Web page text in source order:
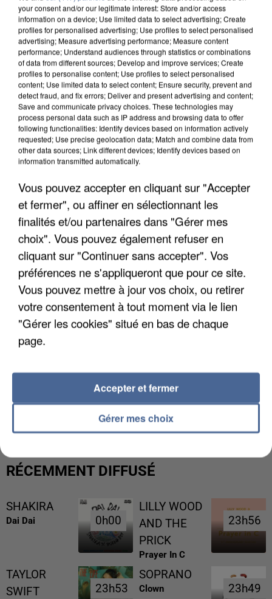
APRÈS TOUTES CES CANICULES, LES REFUGES
L’UN DES FONDATEURS SUPPOSÉS DE LA DZ
MAFIA INTERPELLÉ EN ALGÉRIE
RÉCEMMENT DIFFUSÉ
SHAKIRA
Dai Dai 0h00
0h00
LILLY WOOD
AND THE
PRICK
Prayer In C
23h56
23h56
TAYLOR
SWIFT
23h53
23h53
SOPRANO
Clown 23h49
23h49
your consent and/or our legitimate interest: Store and/or access
information on a device; Use limited data to select advertising; Create
profiles for personalised advertising; Use profiles to select personalised
advertising; Measure advertising performance; Measure content
performance; Understand audiences through statistics or combinations
of data from different sources; Develop and improve services; Create
profiles to personalise content; Use profiles to select personalised
content; Use limited data to select content; Ensure security, prevent and
detect fraud, and fix errors; Deliver and present advertising and content;
Save and communicate privacy choices. These technologies may
process personal data such as IP address and browsing data to offer
following functionalities: Identify devices based on information actively
requested; Use precise geolocation data; Match and combine data from
other data sources; Link different devices; Identify devices based on
information transmitted automatically.
Vous pouvez accepter en cliquant sur "Accepter
et fermer", ou affiner en sélectionnant les
finalités et/ou partenaires dans "Gérer mes
choix". Vous pouvez également refuser en
cliquant sur "Continuer sans accepter". Vos
préférences ne s'appliqueront que pour ce site.
Vous pouvez mettre à jour vos choix, ou retirer
votre consentement à tout moment via le lien
"Gérer les cookies" situé en bas de chaque
page.
Gérer mes choix
Accepter et fermer